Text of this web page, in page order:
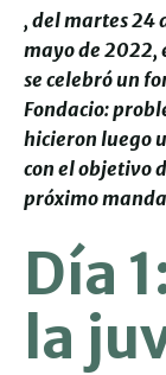
, del martes 24
mayo de 2022,
se celebró un
Fondacio:
hicieron luego
con el objetivo
próximo
Día
la